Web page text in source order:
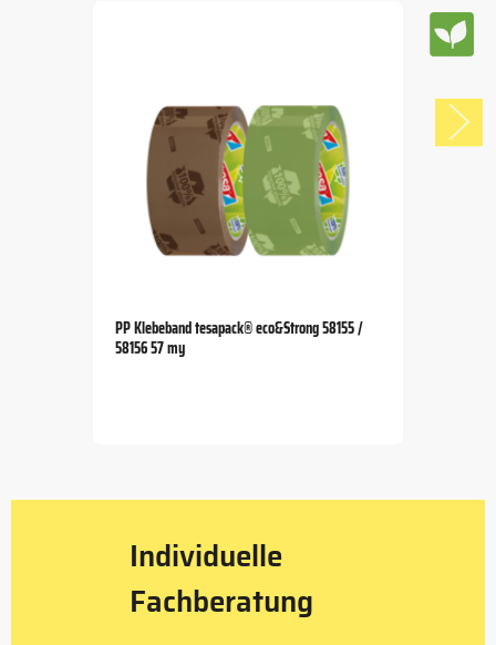
PP Klebeband tesapack® eco&Strong 58155 /
58156 57 my
Individuelle
Fachberatung